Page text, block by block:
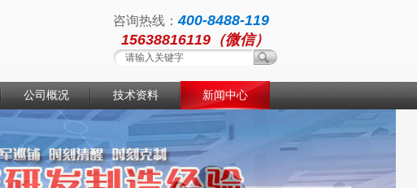
咨询热线：400-8488-119
15638816119（微信）
公司概况 技术资料 新闻中心